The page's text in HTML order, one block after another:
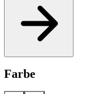
Farbe